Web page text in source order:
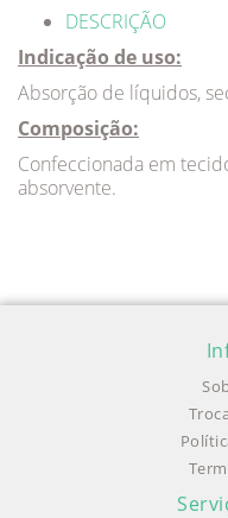
DESCRIÇÃO
Indicação de uso:
Absorção de líquidos,
Composição:
Confeccionada em
absorvente.